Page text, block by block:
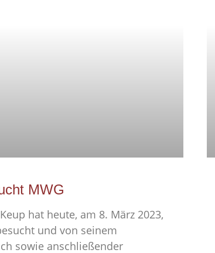
MWG
hat heute, am 8. März 2023,
und von seinem
sowie anschließender